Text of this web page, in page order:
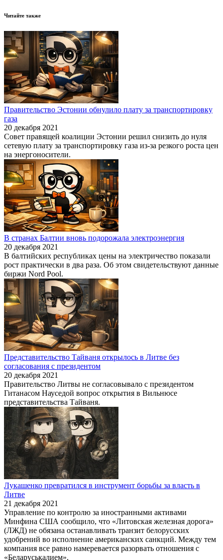
Читайте также
Правительство Эстонии обнулило плату за транспортировку
газа
20 декабря 2021
Совет правящей коалиции Эстонии решил снизить до нуля
сетевую плату за транспортировку газа из-за резкого роста цен
на энергоносители.
В странах Балтии вновь подорожала электроэнергия
20 декабря 2021
В балтийских республиках цены на электричество показали
рост практически в два раза. Об этом свидетельствуют данные
биржи Nord Pool.
Представительство Тайваня открылось в Литве без
согласования с президентом
20 декабря 2021
Правительство Литвы не согласовывало с президентом
Гитанасом Науседой вопрос открытия в Вильнюсе
представительства Тайваня.
Лукашенко превратился в инструмент борьбы за власть в
Литве
21 декабря 2021
Управление по контролю за иностранными активами
Минфина США сообщило, что «Литовская железная дорога»
(ЛЖД) не обязана останавливать транзит белорусских
удобрений во исполнение американских санкций. Между тем
компания все равно намеревается разорвать отношения с
«Беларуськалием».